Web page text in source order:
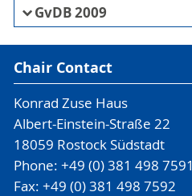
GvDB 2009
Chair Contact
Konrad Zuse Haus
Albert-Einstein-Straße 22
18059 Rostock Südstadt
Phone: +49 (0) 381 498 7591
Fax: +49 (0) 381 498 7592